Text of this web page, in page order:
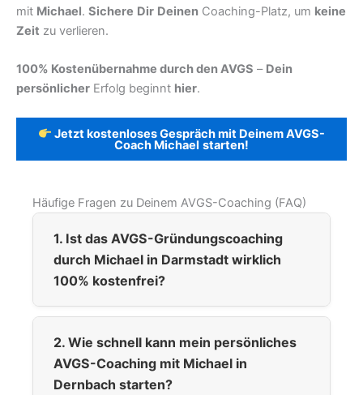
mit Michael. Sichere Dir Deinen Coaching-Platz, um keine
Zeit zu verlieren.
100% Kostenübernahme durch den AVGS – Dein
persönlicher Erfolg beginnt hier.
Jetzt kostenloses Gespräch mit Deinem AVGS-
Coach Michael starten!
Häufige Fragen zu Deinem AVGS-Coaching (FAQ)
1. Ist das AVGS-Gründungscoaching
durch Michael in Darmstadt wirklich
100% kostenfrei?
2. Wie schnell kann mein persönliches
AVGS-Coaching mit Michael in
Dernbach starten?